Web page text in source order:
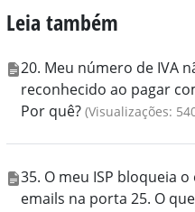
Leia também
20. Meu número de IVA
reconhecido ao pagar
Por quê? (Visualizações:
35. O meu ISP bloqueia
emails na porta 25. O